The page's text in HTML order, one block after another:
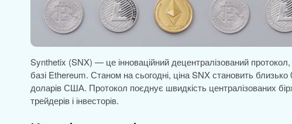
Synthetix (SNX) — це інноваційний децентралізований
базі Ethereum. Станом на сьогодні, ціна SNX становить
доларів США. Протокол поєднує швидкість централізованих
трейдерів і інвесторів.